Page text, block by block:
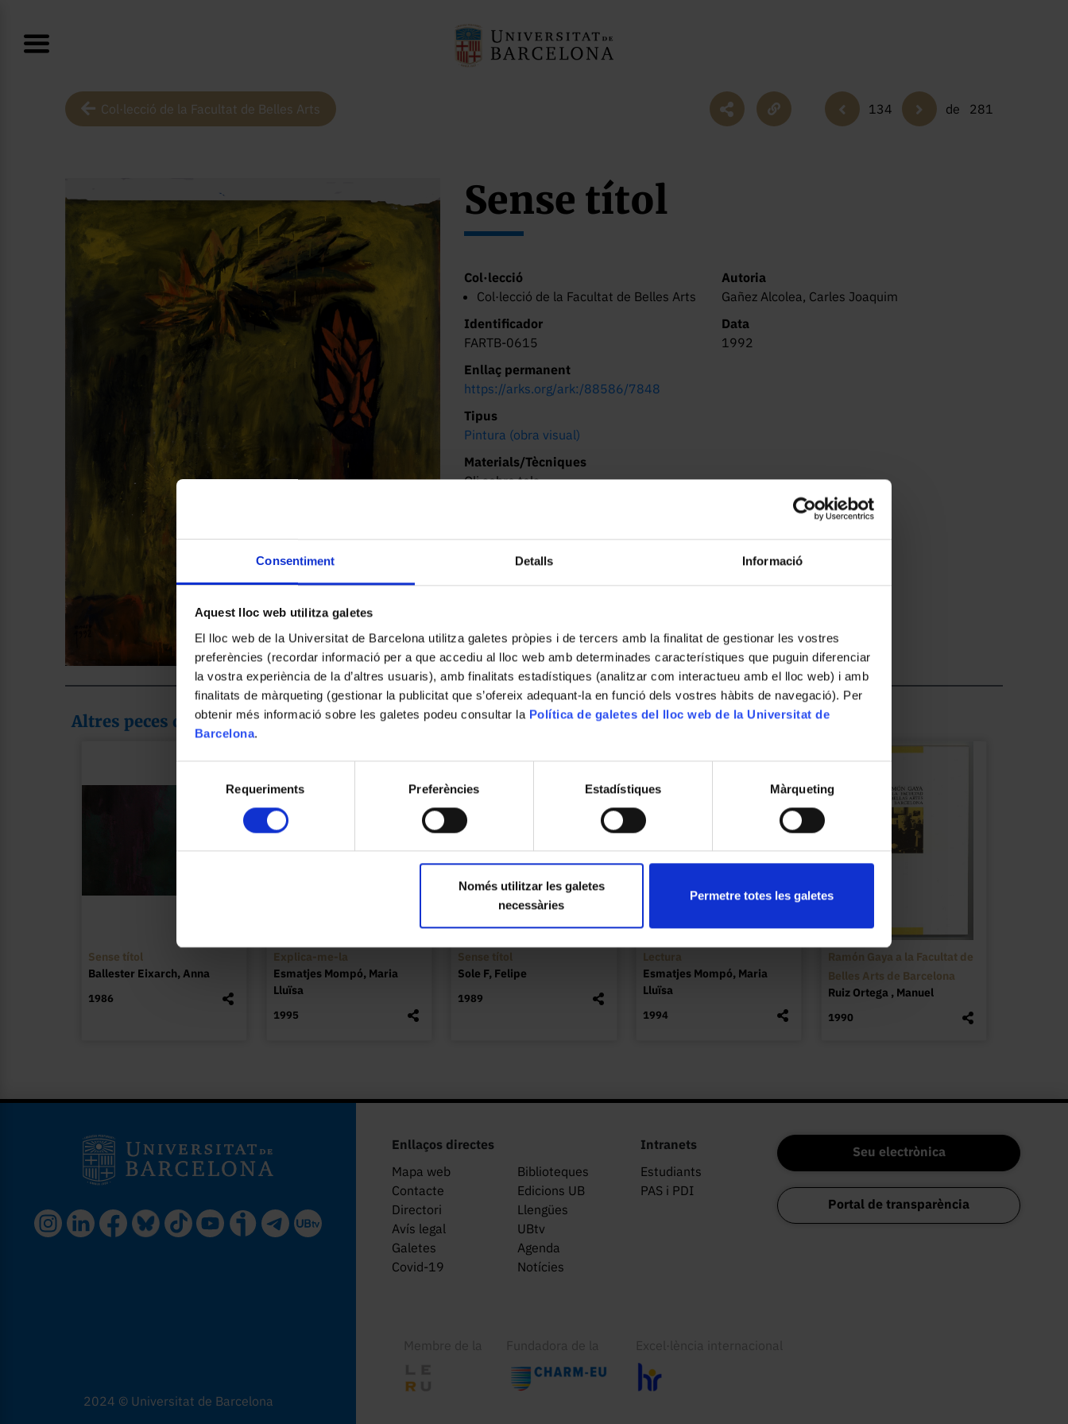
Consentiment Detalls Informació
Aquest lloc web utilitza galetes
El lloc web de la Universitat de Barcelona utilitza galetes pròpies i de tercers amb la finalitat de gestionar les vostres
preferències (recordar informació per a que accediu al lloc web amb determinades característiques que puguin diferenciar
la vostra experiència de la d’altres usuaris), amb finalitats estadístiques (analitzar com interactueu amb el lloc web) i amb
finalitats de màrqueting (gestionar la publicitat que s’ofereix adequant-la en funció dels vostres hàbits de navegació). Per
obtenir més informació sobre les galetes podeu consultar la Política de galetes del lloc web de la Universitat de
Barcelona.
de
Requeriments Preferències Estadístiques Màrqueting
Només utilitzar les galetes
necessàries
Permetre totes les galetes
Col·lecció de la Facultat de Belles Arts 134 de 281
Sense títol
Col·lecció
Col·lecció de la Facultat de Belles Arts
Identificador
FARTB-0615
Enllaç permanent
https://arks.org/ark:/88586/7848
Tipus
Pintura (obra visual)
Materials/Tècniques
Oli sobre tela
Autoria
Gañez Alcolea, Carles Joaquim
Data
1992
Descripció
Altres peces de la col·lecció
Sense títol
Ballester Eixarch, Anna
1986
Explica-me-la
Esmatjes Mompó, Maria
Lluïsa
1995
Sense títol
Sole F, Felipe
1989
Lectura
Esmatjes Mompó, Maria
Lluïsa
1994
Ramón Gaya a la Facultat de
Belles Arts de Barcelona
Ruiz Ortega , Manuel
1990
Enllaços directes
Mapa web
Biblioteques
Contacte
Edicions UB
Directori
Llengües
Avís legal
UBtv
Galetes
Agenda
Covid-19
Notícies
Intranets
Estudiants
PAS i PDI
Seu electrònica
Portal de transparència
Membre de la Fundadora de la Excel·lència internacional
2024 © Universitat de Barcelona